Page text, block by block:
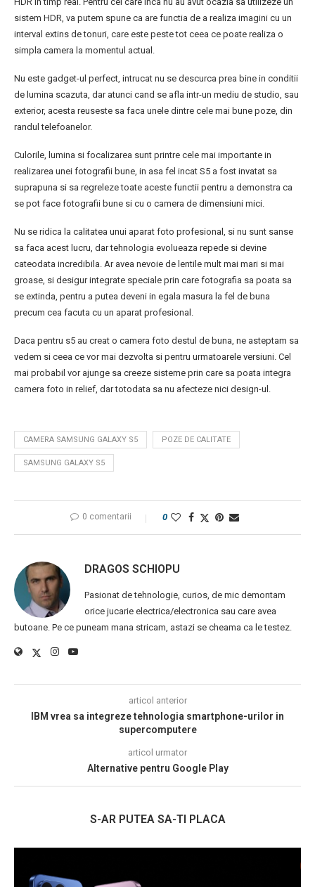
sistem HDR, va putem spune ca are functia de a realiza imagini cu un
interval extins de tonuri, care este peste tot ceea ce poate realiza o
simpla camera la momentul actual.
Nu este gadget-ul perfect, intrucat nu se descurca prea bine in conditii
de lumina scazuta, dar atunci cand se afla intr-un mediu de studio, sau
exterior, acesta reuseste sa faca unele dintre cele mai bune poze, din
randul telefoanelor.
Culorile, lumina si focalizarea sunt printre cele mai importante in
realizarea unei fotografii bune, in asa fel incat S5 a fost invatat sa
suprapuna si sa regreleze toate aceste functii pentru a demonstra ca
se pot face fotografii bune si cu o camera de dimensiuni mici.
Nu se ridica la calitatea unui aparat foto profesional, si nu sunt sanse
sa faca acest lucru, dar tehnologia evolueaza repede si devine
cateodata incredibila. Ar avea nevoie de lentile mult mai mari si mai
groase, si desigur integrate speciale prin care fotografia sa poata sa
se extinda, pentru a putea deveni in egala masura la fel de buna
precum cea facuta cu un aparat profesional.
Daca pentru s5 au creat o camera foto destul de buna, ne asteptam sa
vedem si ceea ce vor mai dezvolta si pentru urmatoarele versiuni. Cel
mai probabil vor ajunge sa creeze sisteme prin care sa poata integra
camera foto in relief, dar totodata sa nu afecteze nici design-ul.
CAMERA SAMSUNG GALAXY S5 POZE DE CALITATE
SAMSUNG GALAXY S5
0 comentarii 0
DRAGOS SCHIOPU
Pasionat de tehnologie, curios, de mic demontam
orice jucarie electrica/electronica sau care avea
butoane. Pe ce puneam mana stricam, astazi se cheama ca le testez.
articol anterior
IBM vrea sa integreze tehnologia smartphone-urilor in
supercomputere
articol urmator
Alternative pentru Google Play
S-AR PUTEA SA-TI PLACA